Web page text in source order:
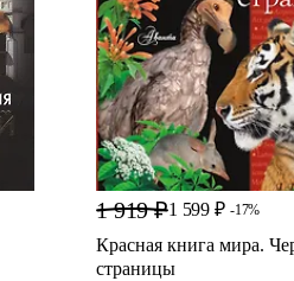
1 919 ₽1 599 ₽ -17%
Красная книга мира.
страницы